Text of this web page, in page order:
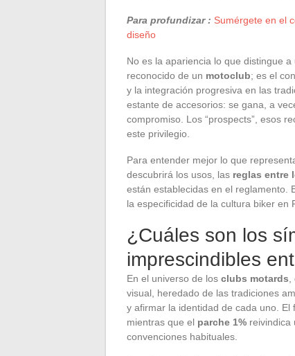
Para profundizar : Sumérgete en el
diseño
No es la apariencia lo que distingue
reconocido de un motoclub; es el
y la integración progresiva en las
estante de accesorios: se gana, a
compromiso. Los “prospects”, esos
este privilegio.
Para entender mejor lo que
descubrirá los usos, las reglas entre
están establecidas en el reglamento.
la especificidad de la cultura biker en
¿Cuáles son los
imprescindibles
En el universo de los clubs motards
visual, heredado de las tradiciones
y afirmar la identidad de cada uno. El
mientras que el parche 1% reivindica
convenciones habituales.